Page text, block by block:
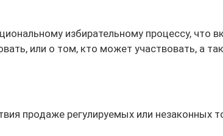
избирательному процессу, что
или о том, кто может участвовать, а
продаже регулируемых или незаконных